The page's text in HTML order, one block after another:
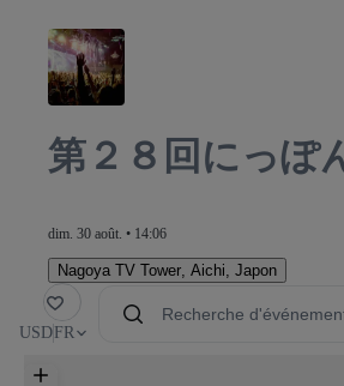
第２８回にっぽ
dim. 30 août. • 14:06
Nagoya TV Tower Aichi, Japon
USD FR